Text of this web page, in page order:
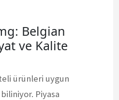
Belgian
ve Kalite
ürünleri uygun
Piyasa